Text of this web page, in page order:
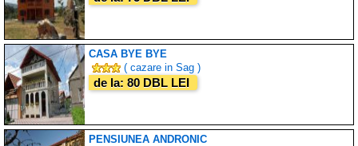
CASA BYE BYE
( cazare in Sag )
de la: 80 DBL LEI
PENSIUNEA ANDRONIC